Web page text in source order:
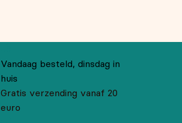
Vandaag besteld, dinsdag in
huis
Gratis verzending vanaf 20
euro